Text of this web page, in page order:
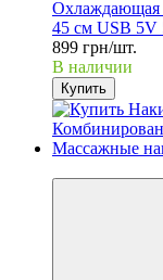
Охлаждающая
45 см USB 5V
899 грн/шт.
В наличии
Купить